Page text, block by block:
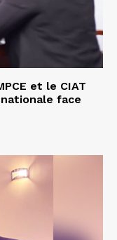
et le CIAT
face